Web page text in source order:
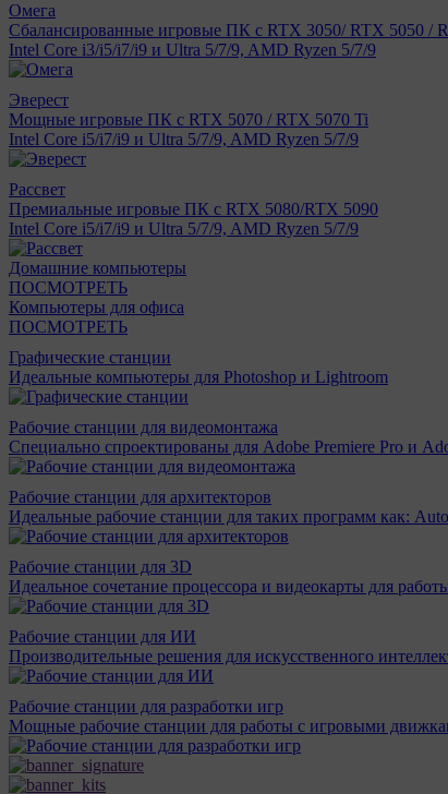
Омега
Сбалансированные игровые ПК с RTX 3050/ RTX 5050 /
Intel Core i3/i5/i7/i9 и Ultra 5/7/9, AMD Ryzen 5/7/9
Эверест
Мощные игровые ПК с RTX 5070 / RTX 5070 Ti
Intel Core i5/i7/i9 и Ultra 5/7/9, AMD Ryzen 5/7/9
Рассвет
Премиальные игровые ПК с RTX 5080/RTX 5090
Intel Core i5/i7/i9 и Ultra 5/7/9, AMD Ryzen 5/7/9
Домашние компьютеры
ПОСМОТРЕТЬ
Компьютеры для офиса
ПОСМОТРЕТЬ
Графические станции
Идеальные компьютеры для Photoshop и Lightroom
Рабочие станции для видеомонтажа
Специально спроектированы для Adobe Premiere Pro и
Рабочие станции для архитекторов
Идеальные рабочие станции для таких программ как:
Рабочие станции для 3D
Идеальное сочетание процессора и видеокарты для
Рабочие станции для ИИ
Производительные решения для искусственного
Рабочие станции для разработки игр
Мощные рабочие станции для работы с игровыми